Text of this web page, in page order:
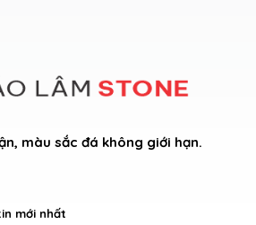
màu sắc đá không giới hạn.
mới nhất